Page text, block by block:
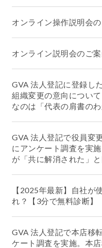
オンライン操作説明会
オンライン説明会のご
GVA 法人登記に登録し
組織変更の意向につい
なのは「代表の肩書の
GVA 法人登記で役員変
にアンケート調査を実
が「共に解消された」
【2025年最新】自社が
れ？【3分で無料診断】
GVA 法人登記で本店移
ケート調査を実施。本